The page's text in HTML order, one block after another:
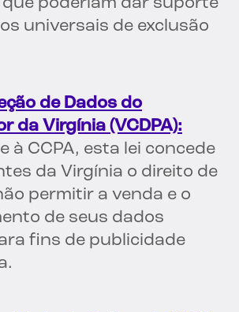
universais de exclusão
de Dados do
da Virgínia (VCDPA):
à CCPA, esta lei concede
da Virgínia o direito de
permitir a venda e o
de seus dados
fins de publicidade